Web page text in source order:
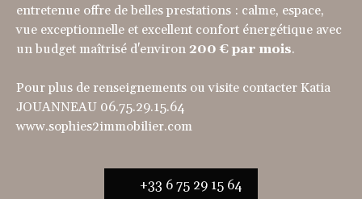
entretenue offre de belles prestations : calme, espace,
vue exceptionnelle et excellent confort énergétique avec
un budget maîtrisé d'environ 200 € par mois.
Pour plus de renseignements ou visite contacter Katia
JOUANNEAU 06.75.29.15.64
www.sophies2immobilier.com
+33 6 75 29 15 64